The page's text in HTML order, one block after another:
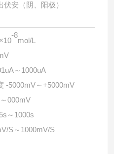
伏安（阴、阳极）
-8
mol/L
～1000uA
-5000mV～+5000mV
000mV
～1000s
S～1000mV/S